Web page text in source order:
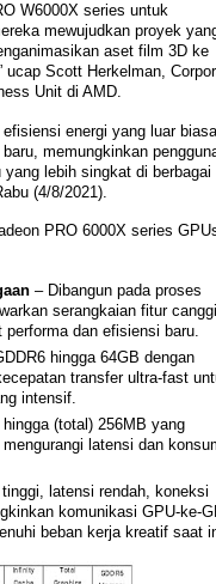
W6000X series untuk
mewujudkan proyek
aset film 3D ke
ucap Scott Herkelman,
Unit di AMD.
energi yang luar biasa,
memungkinkan
lebih singkat di berbagai
(4/8/2021).
PRO 6000X series
– Dibangun pada proses
serangkaian fitur
dan efisiensi baru.
hingga 64GB dengan
transfer ultra-fast
intensif.
(total) 256MB yang
latensi dan
latensi rendah, koneksi
komunikasi GPU-ke-
beban kerja kreatif saat